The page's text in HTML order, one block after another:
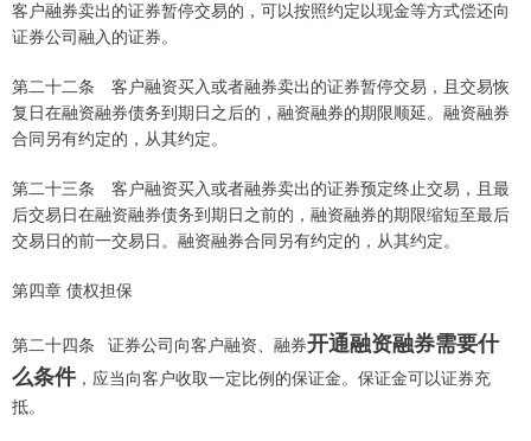
客户融券卖出的证券暂停交易的，可以按照约定以现金等方式偿还向
证券公司融入的证券。
第二十二条 客户融资买入或者融券卖出的证券暂停交易，且交易恢
复日在融资融券债务到期日之后的，融资融券的期限顺延。融资融券
合同另有约定的，从其约定。
第二十三条 客户融资买入或者融券卖出的证券预定终止交易，且最
后交易日在融资融券债务到期日之前的，融资融券的期限缩短至最后
交易日的前一交易日。融资融券合同另有约定的，从其约定。
第四章 债权担保
第二十四条 证券公司向客户融资、融券开通融资融券需要什
么条件，应当向客户收取一定比例的保证金。保证金可以证券充
抵。